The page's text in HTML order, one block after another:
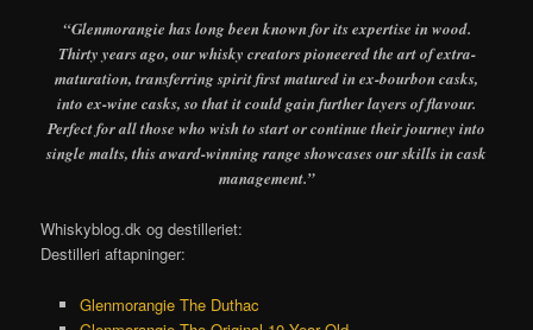
“Glenmorangie has long been known for its expertise in wood.
Thirty years ago, our whisky creators pioneered the art of extra-
maturation, transferring spirit first matured in ex-bourbon casks,
into ex-wine casks, so that it could gain further layers of flavour.
Perfect for all those who wish to start or continue their journey into
single malts, this award-winning range showcases our skills in cask
management.”
Whiskyblog.dk og destilleriet:
Destilleri aftapninger:
Glenmorangie The Duthac